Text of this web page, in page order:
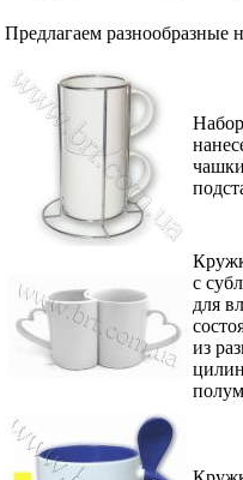
Предлагаем
с
для
из